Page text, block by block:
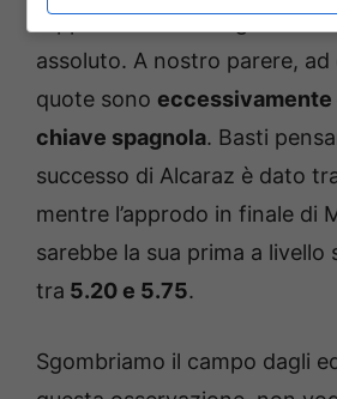
rappresentano una garanzia
assoluto. A nostro parere, ad
quote sono
chiave spagnola. Basti
successo di Alcaraz è dato
mentre l’approdo in finale di
sarebbe la sua prima a livello
tra 5.20 e 5.75.
Sgombriamo il campo dagli